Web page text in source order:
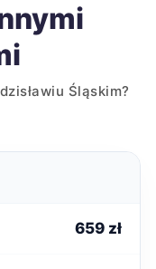
Śląskim?
659 zł